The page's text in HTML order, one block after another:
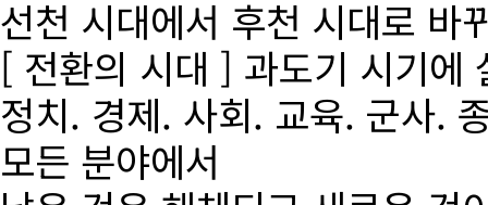
선천 시대에서 후천 시대로 바
[ 전환의 시대 ] 과도기 시기에
정치. 경제. 사회. 교육. 군사.
모든 분야에서